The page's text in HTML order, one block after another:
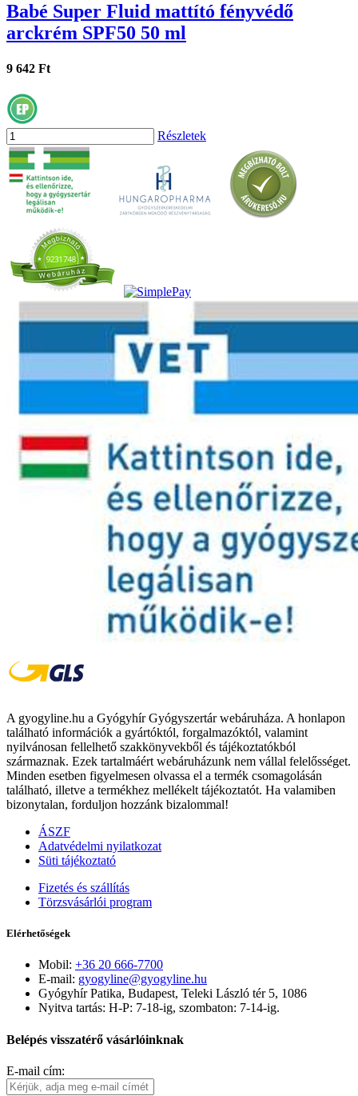
Babé Super Fluid mattító fényvédő
arckrém SPF50 50 ml
9 642 Ft
Részletek
A gyogyline.hu a Gyógyhír Gyógyszertár webáruháza. A honlapon
található információk a gyártóktól, forgalmazóktól, valamint
nyilvánosan fellelhető szakkönyvekből és tájékoztatókból
származnak. Ezek tartalmáért webáruházunk nem vállal felelősséget.
Minden esetben figyelmesen olvassa el a termék csomagolásán
található, illetve a termékhez mellékelt tájékoztatót. Ha valamiben
bizonytalan, forduljon hozzánk bizalommal!
ÁSZF
Adatvédelmi nyilatkozat
Süti tájékoztató
Fizetés és szállítás
Törzsvásárlói program
Elérhetőségek
Mobil: +36 20 666-7700
E-mail: gyogyline@gyogyline.hu
Gyógyhír Patika, Budapest, Teleki László tér 5, 1086
Nyitva tartás: H-P: 7-18-ig, szombaton: 7-14-ig.
Belépés visszatérő vásárlóinknak
E-mail cím: